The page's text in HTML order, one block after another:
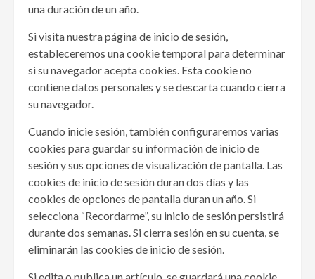
una duración de un año.
Si visita nuestra página de inicio de sesión,
estableceremos una cookie temporal para determinar
si su navegador acepta cookies. Esta cookie no
contiene datos personales y se descarta cuando cierra
su navegador.
Cuando inicie sesión, también configuraremos varias
cookies para guardar su información de inicio de
sesión y sus opciones de visualización de pantalla. Las
cookies de inicio de sesión duran dos días y las
cookies de opciones de pantalla duran un año. Si
selecciona “Recordarme”, su inicio de sesión persistirá
durante dos semanas. Si cierra sesión en su cuenta, se
eliminarán las cookies de inicio de sesión.